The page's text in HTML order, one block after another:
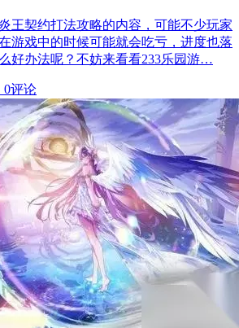
王契约打法攻略的内容，可能不少玩家
游戏中的时候可能就会吃亏，进度也落
好办法呢？不妨来看看233乐园游…
0评论